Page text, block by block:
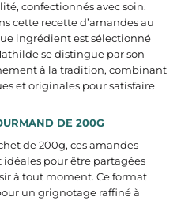
confectionnés avec soin.
cette recette d’amandes au
ingrédient est sélectionné
se distingue par son
à la tradition, combinant
et originales pour satisfaire
DE 200G
de 200g, ces amandes
idéales pour être partagées
à tout moment. Ce format
un grignotage raffiné à